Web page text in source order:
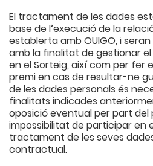
El tractament de les dades
base de l’execució de la
establerta amb OUIGO, i
amb la finalitat de gestionar
en el Sorteig, així com per fer
premi en cas de resultar-ne
de les dades personals és
finalitats indicades
oposició eventual per part
impossibilitat de participar en
tractament de les seves
contractual.